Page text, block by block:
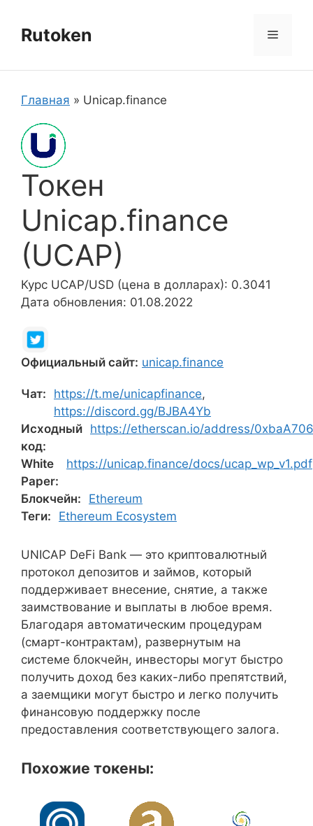
содержимому
Rutoken Меню
Главная » Unicap.finance
Токен
Unicap.finance
(UCAP)
Курс UCAP/USD (цена в долларах): 0.3041
Дата обновления: 01.08.2022
Официальный сайт: unicap.finance
Чат: https://t.me/unicapfinance,
https://discord.gg/BJBA4Yb
Исходный
код:
https://etherscan.io/address/
White
Paper:
https://unicap.finance/docs/ucap_wp_v1.pdf
Блокчейн:
Ethereum
Теги:
Ethereum Ecosystem
UNICAP DeFi Bank — это криптовалютный
протокол депозитов и займов, который
поддерживает внесение, снятие, а также
заимствование и выплаты в любое время.
Благодаря автоматическим процедурам
(смарт-контрактам), развернутым на
системе блокчейн, инвесторы могут быстро
получить доход без каких-либо препятствий,
а заемщики могут быстро и легко получить
финансовую поддержку после
предоставления соответствующего залога.
Похожие токены: